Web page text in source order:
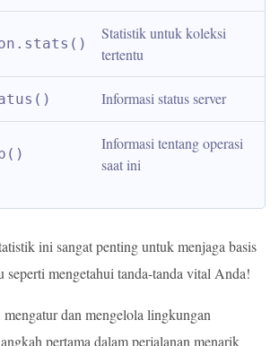
Statistik untuk koleksi
tertentu
Informasi status server
Informasi tentang operasi
saat ini
ini sangat penting untuk menjaga basis
seperti mengetahui tanda-tanda vital Anda!
dan mengelola lingkungan
pertama dalam perjalanan menarik